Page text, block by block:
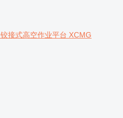
铰接式高空作业平台 XCMG